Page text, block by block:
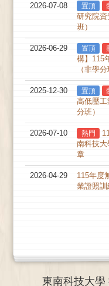
2026-07-08 置頂
研究院
班）
2026-06-29 置頂
構】115
（非學分
2025-12-30 置頂
高低壓
分班）
2026-07-10 熱門
南科技
章
2026-04-29
115年度
業證照
東南科技大學